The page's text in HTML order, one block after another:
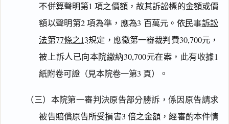
不併算聲明第1 項之價額，故其訴訟標的金額或價
額以聲明第2 項為準，應為3 百萬元。依民事訴訟
法第77條之13規定，應徵第一審裁判費30,700元，
被上訴人已向本院繳納30,700元在案，此有收據1
紙附卷可證（見本院卷一第3 頁）。
（三）本院第一審判決原告部分勝訴，係因原告請求
被告賠償原告所受損害3 倍之金額，經審酌本件情